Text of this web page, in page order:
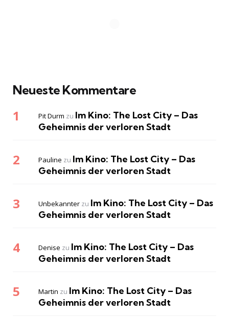
Neueste Kommentare
Pit Durm zu Im Kino: The Lost City – Das
Geheimnis der verloren Stadt
Pauline zu Im Kino: The Lost City – Das
Geheimnis der verloren Stadt
Unbekannter zu Im Kino: The Lost City – Das
Geheimnis der verloren Stadt
Denise zu Im Kino: The Lost City – Das
Geheimnis der verloren Stadt
Martin zu Im Kino: The Lost City – Das
Geheimnis der verloren Stadt